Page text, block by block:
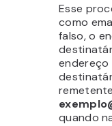
Esse
como
falso, o
endereço
quando